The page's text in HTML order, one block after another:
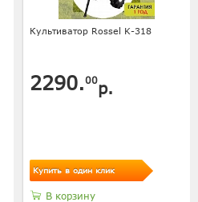
Культиватор Rossel K-318
2290.00р.
Купить в один клик
В корзину